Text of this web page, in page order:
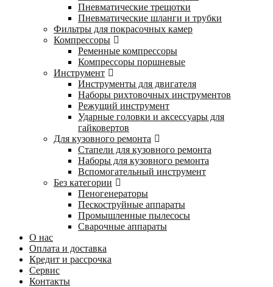
Пневматические трещотки
Пневматические шланги и трубки
Фильтры для покрасочных камер
Компрессоры
Ременные компрессоры
Компрессоры поршневые
Инструмент
Инструменты для двигателя
Наборы рихтовочных инструментов
Режущий инструмент
Ударные головки и аксессуары для
гайковертов
Для кузовного ремонта
Стапели для кузовного ремонта
Наборы для кузовного ремонта
Вспомогательный инструмент
Без категории
Пеногенераторы
Пескоструйные аппараты
Промышленные пылесосы
Сварочные аппараты
О нас
Оплата и доставка
Кредит и рассрочка
Сервис
Контакты